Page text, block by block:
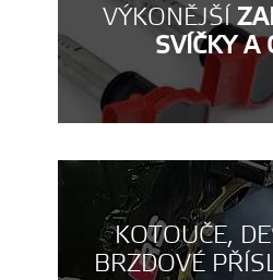
VÝKONĚJŠÍ
SVÍČKY A
KOTOUČE,
BRZDOVÉ